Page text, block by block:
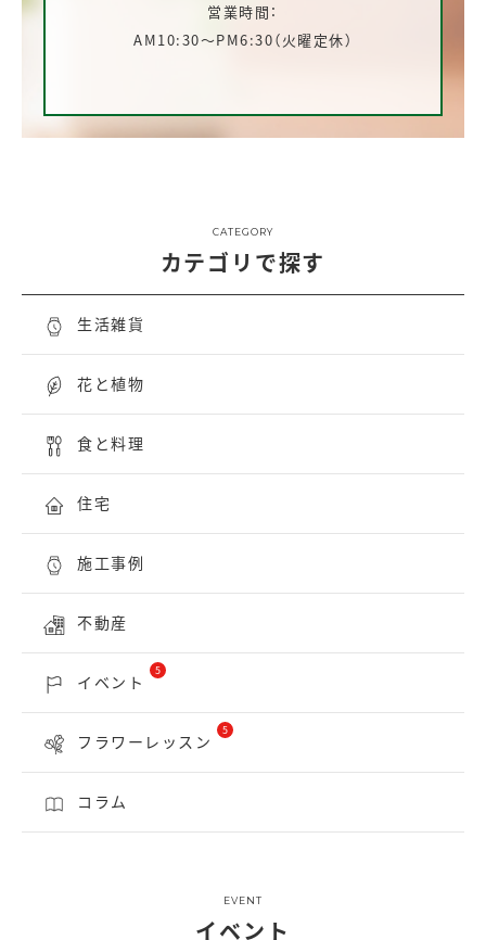
営業時間：
AM10:30～PM6:30（火曜定休）
CATEGORY
カテゴリで探す
生活雑貨
花と植物
食と料理
住宅
施工事例
不動産
イベント
5
フラワーレッスン
5
コラム
EVENT
イベント